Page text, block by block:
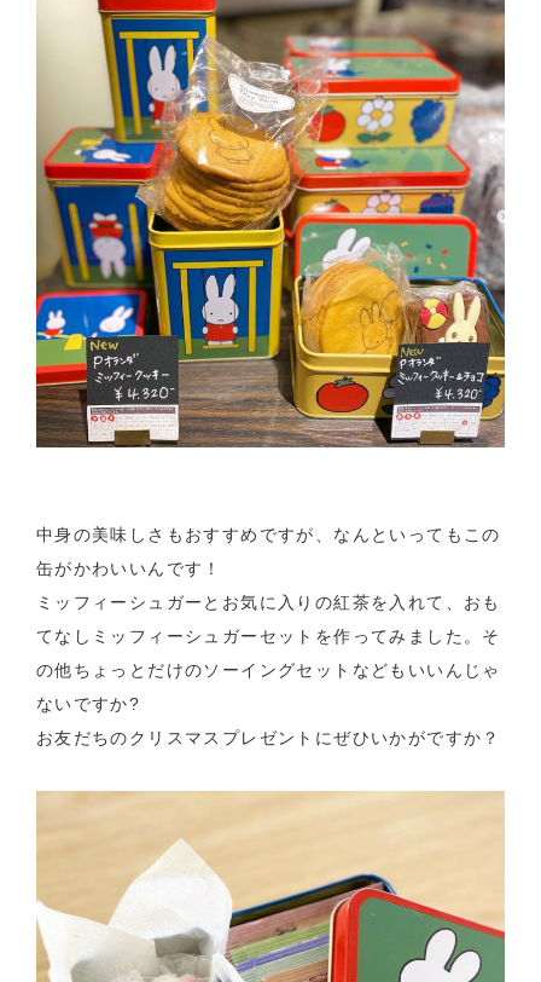
中身の美味しさもおすすめですが、なんといってもこの
缶がかわいいんです！
ミッフィーシュガーとお気に入りの紅茶を入れて、おも
てなしミッフィーシュガーセットを作ってみました。そ
の他ちょっとだけのソーイングセットなどもいいんじゃ
ないですか?
お友だちのクリスマスプレゼントにぜひいかがですか？